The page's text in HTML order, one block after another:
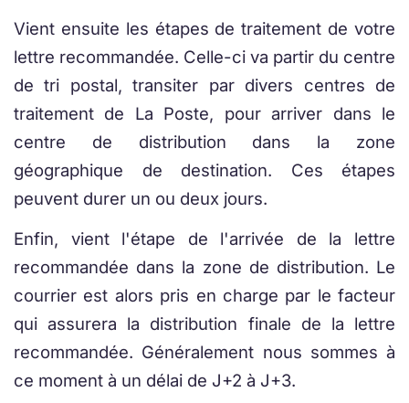
Vient ensuite les étapes de traitement de votre
lettre recommandée. Celle-ci va partir du centre
de tri postal, transiter par divers centres de
traitement de La Poste, pour arriver dans le
centre de distribution dans la zone
géographique de destination. Ces étapes
peuvent durer un ou deux jours.
Enfin, vient l'étape de l'arrivée de la lettre
recommandée dans la zone de distribution. Le
courrier est alors pris en charge par le facteur
qui assurera la distribution finale de la lettre
recommandée. Généralement nous sommes à
ce moment à un délai de J+2 à J+3.